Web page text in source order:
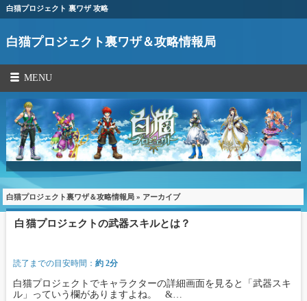
白猫プロジェクト 裏ワザ 攻略
白猫プロジェクト裏ワザ＆攻略情報局
MENU
白猫プロジェクト裏ワザ＆攻略情報局» アーカイブ
白猫プロジェクトの武器スキルとは？
読了までの目安時間： 約 2分
白猫プロジェクトでキャラクターの詳細画面を見ると「武器スキ
ル」っていう欄がありますよね。 &…